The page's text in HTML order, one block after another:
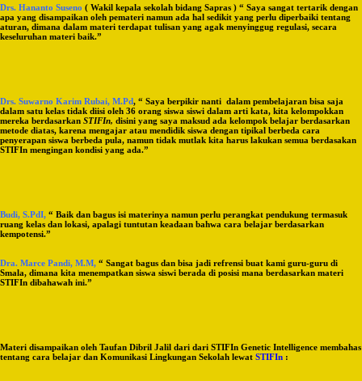
Drs. Hananto Suseno ( Wakil kepala sekolah bidang Sapras ) “ Saya sangat tertarik dengan
apa yang disampaikan oleh pemateri namun ada hal sedikit yang perlu diperbaiki tentang
aturan, dimana dalam materi terdapat tulisan yang agak menyinggug regulasi, secara
keseluruhan materi baik.”
Drs. Suwarno Karim Rubai, M.Pd, “ Saya berpikir nanti dalam pembelajaran bisa saja
dalam satu kelas tidak diisi oleh 36 orang siswa siswi dalam arti kata, kita kelompokkan
mereka berdasarkan STIFIn, disini yang saya maksud ada kelompok belajar berdasarkan
metode diatas, karena mengajar atau mendidik siswa dengan tipikal berbeda cara
penyerapan siswa berbeda pula, namun tidak mutlak kita harus lakukan semua berdasakan
STIFIn mengingan kondisi yang ada.”
Budi, S.PdI, “ Baik dan bagus isi materinya namun perlu perangkat pendukung termasuk
ruang kelas dan lokasi, apalagi tuntutan keadaan bahwa cara belajar berdasarkan
kempotensi.”
Dra. Marce Pandi, M.M, “ Sangat bagus dan bisa jadi refrensi buat kami guru-guru di
Smala, dimana kita menempatkan siswa siswi berada di posisi mana berdasarkan materi
STIFIn dibahawah ini.”
Materi disampaikan oleh Taufan Dibril Jalil dari dari STIFIn Genetic Intelligence membahas
tentang cara belajar dan Komunikasi Lingkungan Sekolah lewat STIFIn :